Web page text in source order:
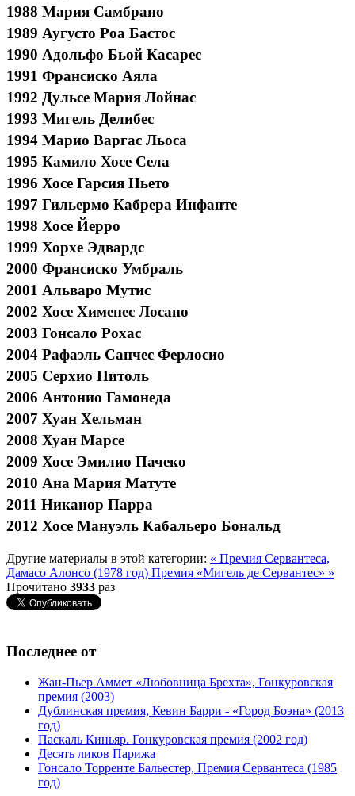
1988 Мария Самбрано
1989 Аугусто Роа Бастос
1990 Адольфо Бьой Касарес
1991 Франсиско Аяла
1992 Дульсе Мария Лойнас
1993 Мигель Делибес
1994 Марио Варгас Льоса
1995 Камило Хосе Села
1996 Хосе Гарсия Ньето
1997 Гильермо Кабрера Инфанте
1998 Хосе Йерро
1999 Хорхе Эдвардс
2000 Франсиско Умбраль
2001 Альваро Мутис
2002 Хосе Хименес Лосано
2003 Гонсало Рохас
2004 Рафаэль Санчес Ферлосио
2005 Серхио Питоль
2006 Антонио Гамонеда
2007 Хуан Хельман
2008 Хуан Марсе
2009 Хосе Эмилио Пачеко
2010 Ана Мария Матуте
2011 Никанор Парра
2012 Хосе Мануэль Кабальеро Бональд
Другие материалы в этой категории: « Премия Сервантеса,
Дамасо Алонсо (1978 год) Премия «Мигель де Сервантес» »
Прочитано 3933 раз
Последнее от
Жан-Пьер Аммет «Любовница Брехта», Гонкуровская
премия (2003)
Дублинская премия, Кевин Барри - «Город Боэна» (2013
год)
Паскаль Киньяр. Гонкуровская премия (2002 год)
Десять ликов Парижа
Гонсало Торренте Бальестер, Премия Сервантеса (1985
год)